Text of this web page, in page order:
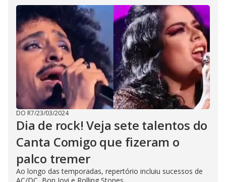
DO R7/23/03/2024
Dia de rock! Veja sete talentos do
Canta Comigo que fizeram o
palco tremer
Ao longo das temporadas, repertório incluiu sucessos de